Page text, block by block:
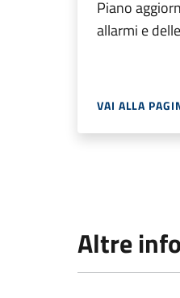
Piano
allarmi e
VAI ALLA
Altre